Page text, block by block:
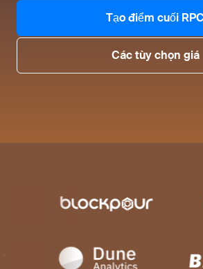
Tạo điểm cuối RPC
Các tùy chọn giá